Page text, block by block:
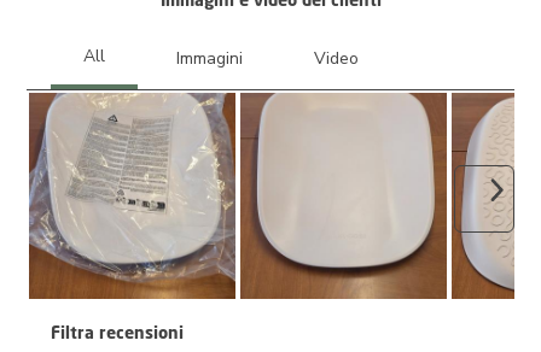
Filtra recensioni